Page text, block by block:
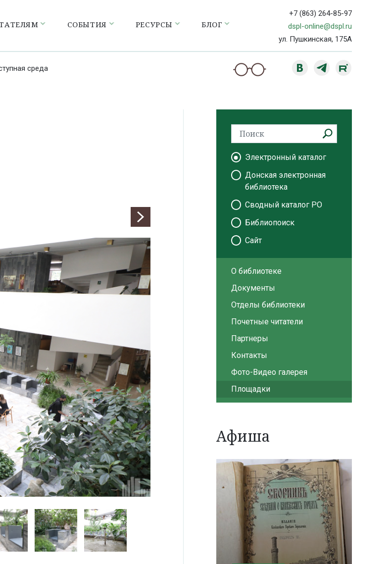
СОБЫТИЯ РЕСУРСЫ БЛОГ
+7 (863) 264-85-97
dspl-online@dspl.ru
ул. Пушкинская, 175А
среда
Электронный каталог
Донская электронная
библиотека
Сводный каталог РО
Библиопоиск
Сайт
О библиотеке
Документы
Отделы библиотеки
Почетные читатели
Партнеры
Контакты
Фото-Видео галерея
Площадки
Афиша